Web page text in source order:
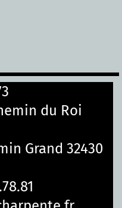
du Roi
Grand 32430